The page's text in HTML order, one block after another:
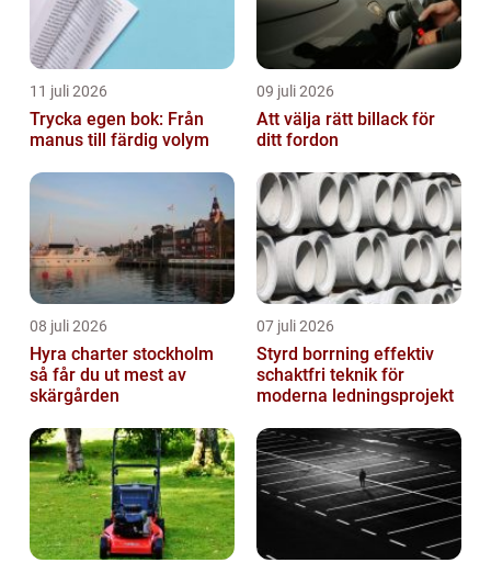
11 juli 2026
Trycka egen bok: Från
manus till färdig volym
09 juli 2026
Att välja rätt billack för
ditt fordon
08 juli 2026
Hyra charter stockholm
så får du ut mest av
skärgården
07 juli 2026
Styrd borrning effektiv
schaktfri teknik för
moderna ledningsprojekt